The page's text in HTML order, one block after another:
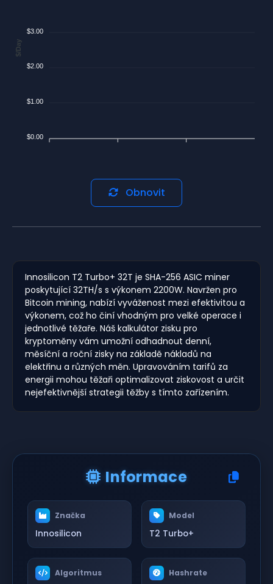
$3.00
$2.00
$1.00
$0.00
$/Day
Obnovit
Innosilicon T2 Turbo+ 32T je SHA-256 ASIC miner
poskytující 32TH/s s výkonem 2200W. Navržen pro
Bitcoin mining, nabízí vyváženost mezi efektivitou a
výkonem, což ho činí vhodným pro velké operace i
jednotlivé těžaře. Náš kalkulátor zisku pro
kryptoměny vám umožní odhadnout denní,
měsíční a roční zisky na základě nákladů na
elektřinu a různých měn. Upravováním tarifů za
energii mohou těžaři optimalizovat ziskovost a určit
nejefektivnější strategii těžby s tímto zařízením.
Informace
Značka
Innosilicon
Model
T2 Turbo+
Algoritmus Hashrate